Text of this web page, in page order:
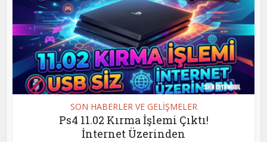
SON HABERLER VE GELİŞMELER
Ps4 11.02 Kırma İşlemi Çıktı!
İnternet Üzerinden